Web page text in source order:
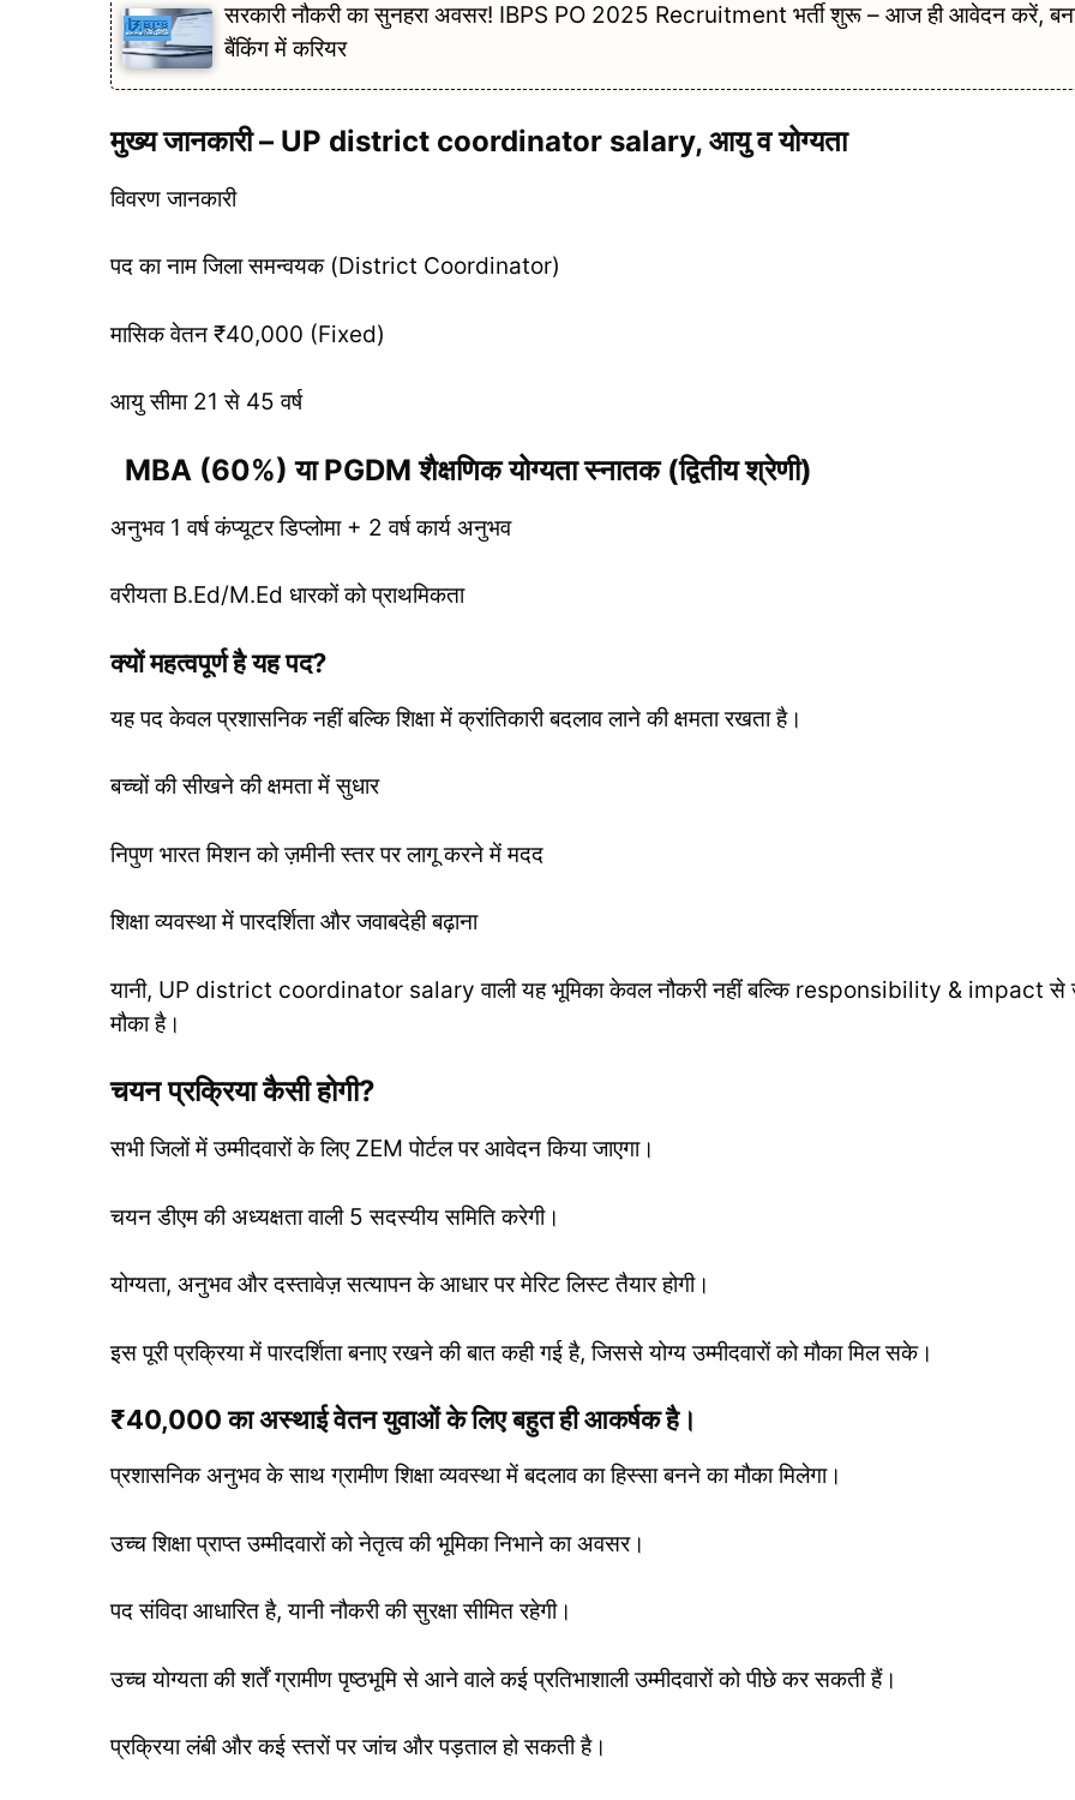
सरकारी नौकरी का सुनहरा अवसर! IBPS PO 2025 Recruitment भर्ती शुरू – आज ही आवेदन करें,
बैंकिंग में करियर
मुख्य जानकारी – UP district coordinator salary, आयु व योग्यता
विवरण जानकारी
पद का नाम जिला समन्वयक (District Coordinator)
मासिक वेतन ₹40,000 (Fixed)
आयु सीमा 21 से 45 वर्ष
MBA (60%) या PGDM शैक्षणिक योग्यता स्नातक (द्वितीय श्रेणी)
अनुभव 1 वर्ष कंप्यूटर डिप्लोमा + 2 वर्ष कार्य अनुभव
वरीयता B.Ed/M.Ed धारकों को प्राथमिकता
क्यों महत्वपूर्ण है यह पद?
यह पद केवल प्रशासनिक नहीं बल्कि शिक्षा में क्रांतिकारी बदलाव लाने की क्षमता रखता है।
बच्चों की सीखने की क्षमता में सुधार
निपुण भारत मिशन को ज़मीनी स्तर पर लागू करने में मदद
शिक्षा व्यवस्था में पारदर्शिता और जवाबदेही बढ़ाना
यानी, UP district coordinator salary वाली यह भूमिका केवल नौकरी नहीं बल्कि responsibility & impact से
मौका है।
चयन प्रक्रिया कैसी होगी?
सभी जिलों में उम्मीदवारों के लिए ZEM पोर्टल पर आवेदन किया जाएगा।
चयन डीएम की अध्यक्षता वाली 5 सदस्यीय समिति करेगी।
योग्यता, अनुभव और दस्तावेज़ सत्यापन के आधार पर मेरिट लिस्ट तैयार होगी।
इस पूरी प्रक्रिया में पारदर्शिता बनाए रखने की बात कही गई है, जिससे योग्य उम्मीदवारों को मौका मिल सके।
₹40,000 का अस्थाई वेतन युवाओं के लिए बहुत ही आकर्षक है।
प्रशासनिक अनुभव के साथ ग्रामीण शिक्षा व्यवस्था में बदलाव का हिस्सा बनने का मौका मिलेगा।
उच्च शिक्षा प्राप्त उम्मीदवारों को नेतृत्व की भूमिका निभाने का अवसर।
पद संविदा आधारित है, यानी नौकरी की सुरक्षा सीमित रहेगी।
उच्च योग्यता की शर्तें ग्रामीण पृष्ठभूमि से आने वाले कई प्रतिभाशाली उम्मीदवारों को पीछे कर सकती हैं।
प्रक्रिया लंबी और कई स्तरों पर जांच और पड़ताल हो सकती है।